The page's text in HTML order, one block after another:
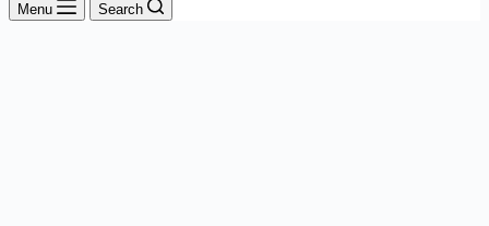
Menu Search